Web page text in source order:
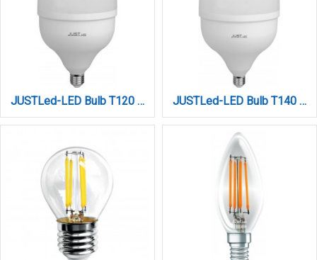
JUSTLed-LED Bulb T120 E27 40W 3000K Φυσικό (B271240012) JUSTLed-LED Bulb T140 E27 50W 3000K Φυσικό (B271450012)